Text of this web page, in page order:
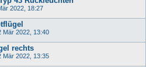
2022, 18:27
Mär 2022, 13:40
rechts
Mär 2022, 13:35